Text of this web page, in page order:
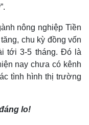
nông nghiệp Tiền
chu kỳ đồng vốn
tới 3-5 tháng. Đó là
nay chưa có kênh
tình hình thị trường
lo!